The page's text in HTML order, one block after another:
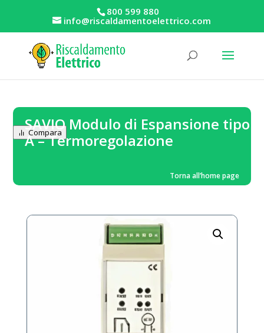
800 599 880
info@riscaldamentoelettrico.com
SAVIO Modulo di Espansione tipo
A – Termoregolazione
Compara
Torna all’home page